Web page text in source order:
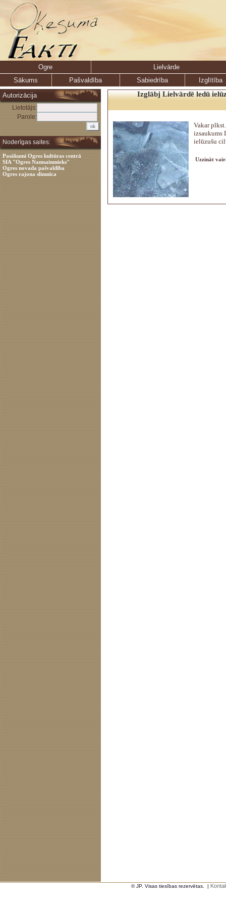
Ogre
Lielvārde
Sākums
Pašvaldība Sabiedrība
Izglītība
Autorizācija
Lietotājs:
Parole:
Noderīgas saites:
Pasākumi Ogres kultūras centrā
SIA "Ogres Namsaimnieks"
Ogres novada pašvaldība
Ogres rajona slimnīca
Izglābj Lielvārdē ledū
Vakar
izsaukums
ielūzušu
Uzzināt
© JP. Visas tiesības rezervētas. |